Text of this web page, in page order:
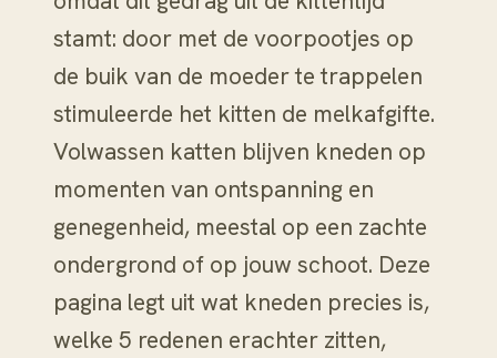
stamt: door met de voorpootjes op
de buik van de moeder te trappelen
stimuleerde het kitten de melkafgifte.
Volwassen katten blijven kneden op
momenten van ontspanning en
genegenheid, meestal op een zachte
ondergrond of op jouw schoot. Deze
pagina legt uit wat kneden precies is,
welke 5 redenen erachter zitten,